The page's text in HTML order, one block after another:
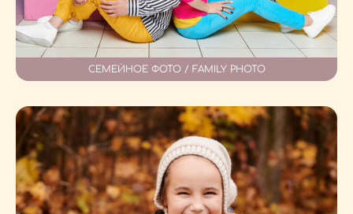
СЕМЕЙНОЕ ФОТО / FAMILY PHOTO